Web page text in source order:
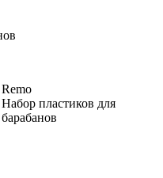
Remo
Набор пластиков для
барабанов